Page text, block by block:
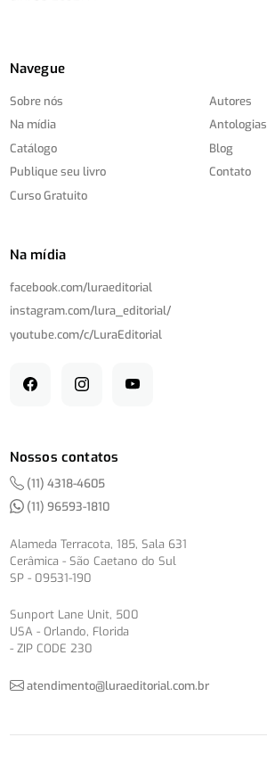
Navegue
Sobre nós
Na mídia
Catálogo
Publique seu livro
Curso Gratuito
Autores
Antologias
Blog
Contato
Na mídia
facebook.com/luraeditorial
instagram.com/lura_editorial/
youtube.com/c/LuraEditorial
Nossos contatos
(11) 4318-4605
(11) 96593-1810
Alameda Terracota, 185, Sala 631
Cerâmica - São Caetano do Sul
SP - 09531-190
Sunport Lane Unit, 500
USA - Orlando, Florida
- ZIP CODE 230
atendimento@luraeditorial.com.br